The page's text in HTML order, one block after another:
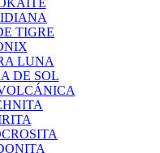
TIGRE
LUNA
DE SOL